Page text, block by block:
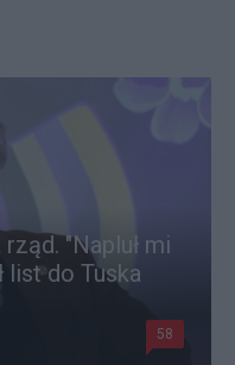
"Napluł mi
list do Tuska
58